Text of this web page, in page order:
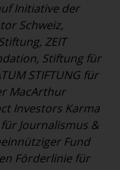
Initiative der
Schweiz,
ZEIT
Stiftung für
STIFTUNG für
MacArthur
Investors Karma
Journalismus &
Fund
Förderlinie für